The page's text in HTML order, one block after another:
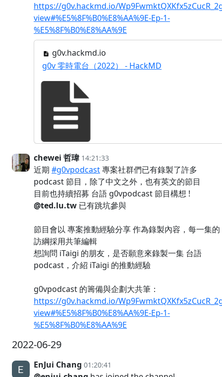
https://g0v.hackmd.io/
view#%E5%8F%B0%E8%AA%9E-Ep-1-
%E5%8F%B0%E8%AA%9E
g0v.hackmd.io
g0v 零時電台（2022） - HackMD
chewei 哲瑋 14:21:33
近期 #g0vpodcast專案社群們已有錄製了許多
podcast 節目，除了中文之外，也有英文的節目
目前也持續招募 台語 g0vpodcast 節目構想 !
@ted.lu.tw 已有跳坑參與
節目會以 專案推動經驗分享 作為錄製內容，每一集的
訪綱採用共筆編輯
想詢問 iTaigi 的朋友，是否願意來錄製一集 台語
podcast，介紹 iTaigi 的推動經驗
g0vpodcast 的籌備與企劃大共筆：
https://g0v.hackmd.io/
view#%E5%8F%B0%E8%AA%9E-Ep-1-
%E5%8F%B0%E8%AA%9E
2022-06-29
EnJui Chang 01:20:41